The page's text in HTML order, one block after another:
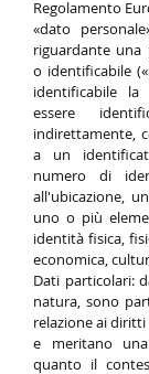
Regolamento
«dato
riguardante una
o identificabile
identificabile
essere
indirettamente,
a un
numero di
all'ubicazione,
uno o più
identità fisica,
economica,
Dati particolari:
natura, sono
relazione ai
e meritano
quanto il